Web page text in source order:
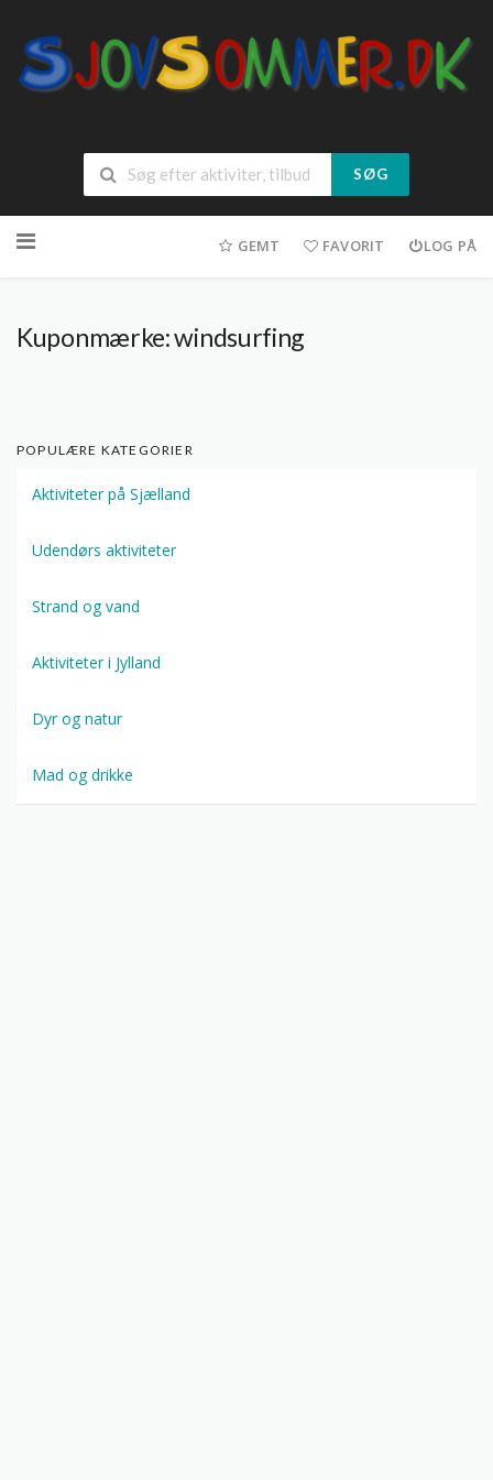
SØG
til
GEMT FAVORIT LOG PÅ
Kuponmærke:windsurfing
POPULÆRE KATEGORIER
Aktiviteter på Sjælland
Udendørs aktiviteter
Strand og vand
Aktiviteter i Jylland
Dyr og natur
Mad og drikke